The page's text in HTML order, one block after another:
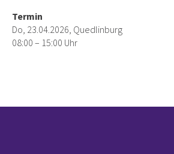
Termin
Do, 23.04.2026, Quedlinburg
08:00 – 15:00 Uhr